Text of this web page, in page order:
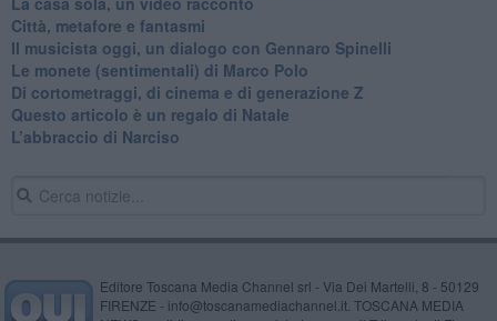
​Città, metafore e fantasmi
Il musicista oggi, un dialogo con Gennaro Spinelli
Le monete (sentimentali) di Marco Polo
​Di cortometraggi, di cinema e di generazione Z
​Questo articolo è un regalo di Natale
L’abbraccio di Narciso
Editore Toscana Media Channel srl - Via Dei Martelli, 8 - 50129
FIRENZE - info@toscanamediachannel.it. TOSCANA MEDIA